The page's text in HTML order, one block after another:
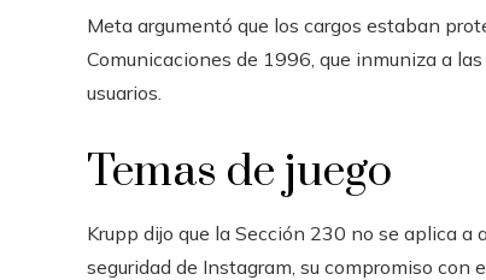
Meta argumentó que los cargos estaban
Comunicaciones de 1996, que inmuniza a
usuarios.
Temas de juego
Krupp dijo que la Sección 230 no se aplica
seguridad de Instagram, su compromiso con